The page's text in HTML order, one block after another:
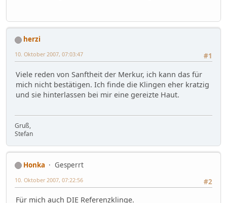
herzi
#1
10. Oktober 2007, 07:03:47
Viele reden von Sanftheit der Merkur, ich kann das für
mich nicht bestätigen. Ich finde die Klingen eher kratzig
und sie hinterlassen bei mir eine gereizte Haut.
Gruß,
Stefan
Honka
Gesperrt
#2
10. Oktober 2007, 07:22:56
Für mich auch DIE Referenzklinge.